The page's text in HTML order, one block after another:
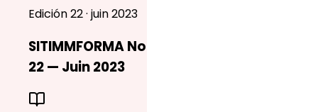
Edición 22 · juin 2023
SITIMMFORMA No
22 — Juin 2023